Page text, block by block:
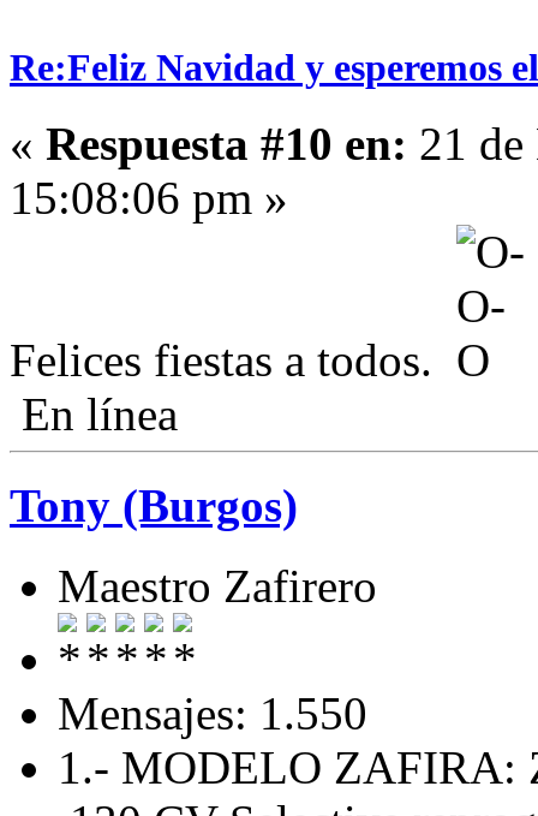
Re:Feliz Navidad y esperemos
« Respuesta #10 en: 21
15:08:06 pm »
Felices fiestas a todos.
En línea
Tony (Burgos)
Maestro Zafirero
Mensajes: 1.550
1.- MODELO ZAFIRA: